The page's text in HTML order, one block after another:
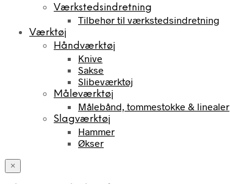
Værkstedsindretning
Tilbehør til værkstedsindretning
Værktøj
Håndværktøj
Knive
Sakse
Slibeværktøj
Måleværktøj
Målebånd, tommestokke & linealer
Slagværktøj
Hammer
Økser
×